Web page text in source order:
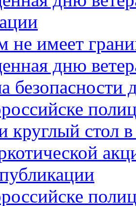
не имеет
дню
безопасности
круглый стол